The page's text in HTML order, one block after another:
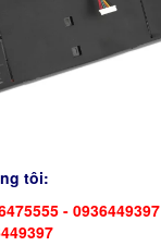
tôi:
- 0936449397